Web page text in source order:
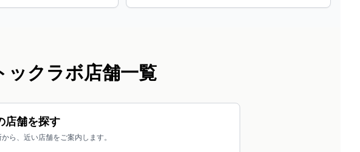
ックラボ店舗一覧
店舗を探す
ら、近い店舗をご案内します。